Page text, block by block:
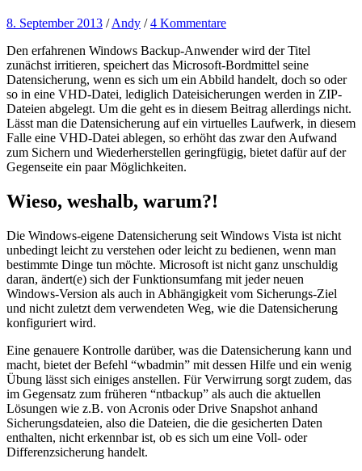
8. September 2013 /Andy /4 Kommentare
Den erfahrenen Windows Backup-Anwender wird der Titel
zunächst irritieren, speichert das Microsoft-Bordmittel seine
Datensicherung, wenn es sich um ein Abbild handelt, doch so oder
so in eine VHD-Datei, lediglich Dateisicherungen werden in ZIP-
Dateien abgelegt. Um die geht es in diesem Beitrag allerdings nicht.
Lässt man die Datensicherung auf ein virtuelles Laufwerk, in diesem
Falle eine VHD-Datei ablegen, so erhöht das zwar den Aufwand
zum Sichern und Wiederherstellen geringfügig, bietet dafür auf der
Gegenseite ein paar Möglichkeiten.
Wieso, weshalb, warum?!
Die Windows-eigene Datensicherung seit Windows Vista ist nicht
unbedingt leicht zu verstehen oder leicht zu bedienen, wenn man
bestimmte Dinge tun möchte. Microsoft ist nicht ganz unschuldig
daran, ändert(e) sich der Funktionsumfang mit jeder neuen
Windows-Version als auch in Abhängigkeit vom Sicherungs-Ziel
und nicht zuletzt dem verwendeten Weg, wie die Datensicherung
konfiguriert wird.
Eine genauere Kontrolle darüber, was die Datensicherung kann und
macht, bietet der Befehl “wbadmin” mit dessen Hilfe und ein wenig
Übung lässt sich einiges anstellen. Für Verwirrung sorgt zudem, das
im Gegensatz zum früheren “ntbackup” als auch die aktuellen
Lösungen wie z.B. von Acronis oder Drive Snapshot anhand
Sicherungsdateien, also die Dateien, die die gesicherten Daten
enthalten, nicht erkennbar ist, ob es sich um eine Voll- oder
Differenzsicherung handelt.